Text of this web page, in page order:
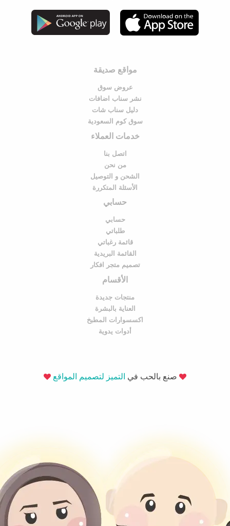
مواقع صديقة
عروض سوق
نشر سناب اضافات
دليل سناب شات
سوق كوم السعودية
خدمات العملاء
اتصل بنا
من نحن
الشحن و التوصيل
الأسئلة المتكررة
حسابي
حسابي
طلباتي
قائمة رغباتي
القائمة البريدية
تصميم متجر افكار
الأقسام
منتجات جديدة
العناية بالبشرة
اكسسوارات المطبخ
أدوات يدوية
صنع بالحب في التميز لتصميم المواقع